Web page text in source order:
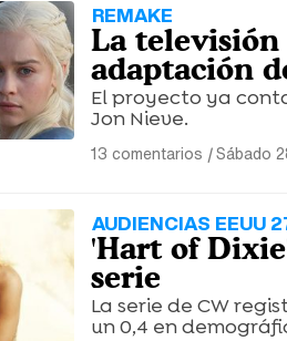
REMAKE
La
adaptación
El proyecto ya
Jon Nieve.
13 comentarios |Sábado
AUDIENCIAS EEUU
'Hart of
serie
La serie de CW
un 0,4 en